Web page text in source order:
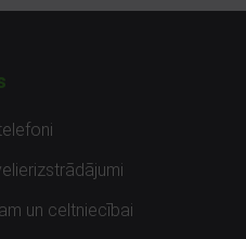
un celtniecībai